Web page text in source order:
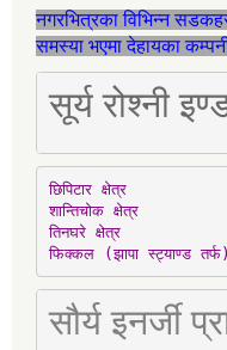
नगरभित्रका विभिन्न
समस्या भएमा देहायका
सूर्य रोश्नी
छिपिटार क्षेत्र
शान्तिचोक क्षेत्र
तिनघरे क्षेत्र
फिक्कल (झापा स्ट्याण्ड तर्फ)
सौर्य इनर्जी